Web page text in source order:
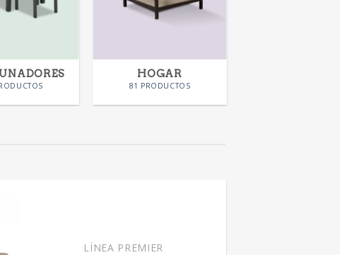
HOGAR
81 PRODUCTOS
LÍNEA PREMIER